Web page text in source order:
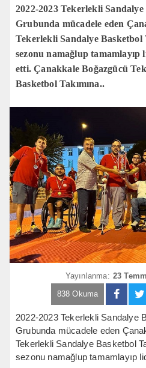
2022-2023 Tekerlekli
Grubunda mücadele eden
Tekerlekli Sandalye Basketbol
sezonu namağlup
etti. Çanakkale Boğazgücü
Basketbol Takımına..
Yayınlanma: 23
838 Okuma
2022-2023 Tekerlekli Sandalye
Grubunda mücadele eden
Tekerlekli Sandalye Basketbol
sezonu namağlup tamamlayıp